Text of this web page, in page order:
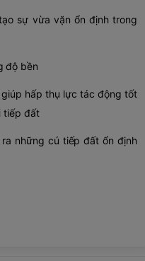
sự vừa vặn ổn định trong
độ bền
giúp hấp thụ lực tác động tốt
tiếp đất
những cú tiếp đất ổn định